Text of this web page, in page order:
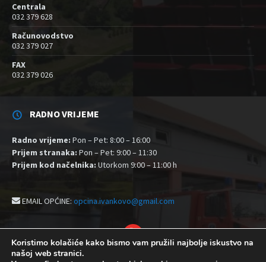
Centrala
032 379 628
Računovodstvo
032 379 027
FAX
032 379 026
RADNO VRIJEME
Radno vrijeme: Pon – Pet: 8:00 – 16:00
Prijem stranaka: Pon – Pet: 9:00 – 11:30
Prijem kod načelnika: Utorkom 9:00 – 11:00 h
EMAIL OPĆINE: opcina.ivankovo@gmail.com
YouTube
Izjava o pristupačnosti
Koristimo kolačiće kako bismo vam pružili najbolje iskustvo na
našoj web stranici.